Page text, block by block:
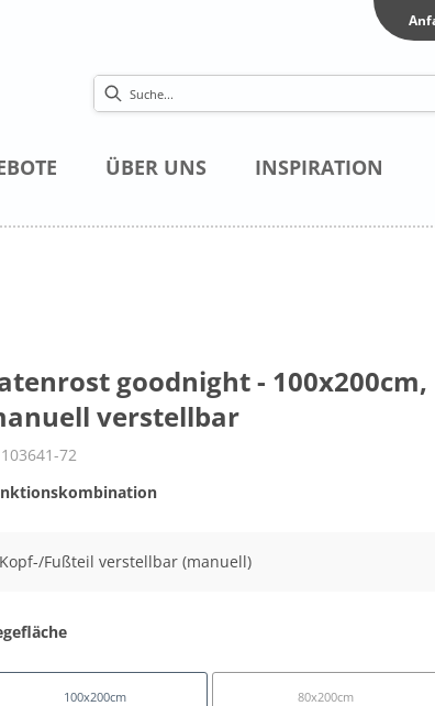
ÜBER UNS INSPIRATION
goodnight -
verstellbar
72
Kopf-/Fußteil verstellbar (manuell)
100x200cm 80x200cm